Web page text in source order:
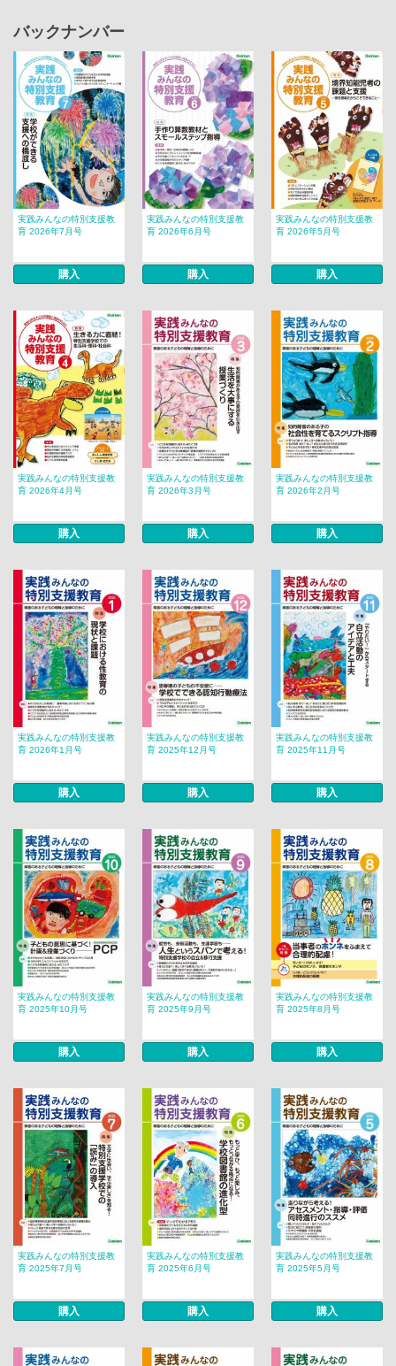
バックナンバー
実践みんなの特別支援教
育 2026年7月号
購入
実践みんなの特別支援教
育 2026年6月号
購入
実践みんなの特別支援教
育 2026年5月号
購入
実践みんなの特別支援教
育 2026年4月号
購入
実践みんなの特別支援教
育 2026年3月号
購入
実践みんなの特別支援教
育 2026年2月号
購入
実践みんなの特別支援教
育 2026年1月号
購入
実践みんなの特別支援教
育 2025年12月号
購入
実践みんなの特別支援教
育 2025年11月号
購入
実践みんなの特別支援教
育 2025年10月号
購入
実践みんなの特別支援教
育 2025年9月号
購入
実践みんなの特別支援教
育 2025年8月号
購入
実践みんなの特別支援教
育 2025年7月号
購入
実践みんなの特別支援教
育 2025年6月号
購入
実践みんなの特別支援教
育 2025年5月号
購入